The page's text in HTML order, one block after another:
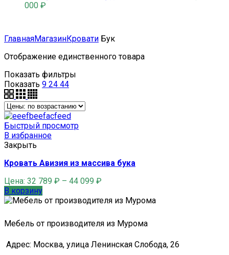
000 ₽
ГлавнаяМагазинКровати Бук
Отображение единственного товара
Показать фильтры
Показать 9 24 44
Быстрый просмотр
В избранное
Закрыть
Кровать Авизия из массива бука
Цена: 32 789 ₽ – 44 099 ₽
В корзину
Мебель от производителя из Мурома
Адрес: Москва, улица Ленинская Слобода, 26